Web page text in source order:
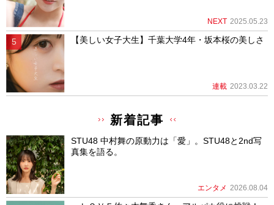
NEXT 2025.05.23
【美しい女子大生】千葉大学4年・坂本桜の美しさ
連載 2023.03.22
新着記事
STU48 中村舞の原動力は「愛」。STU48と2nd写
真集を語る。
エンタメ 2026.08.04